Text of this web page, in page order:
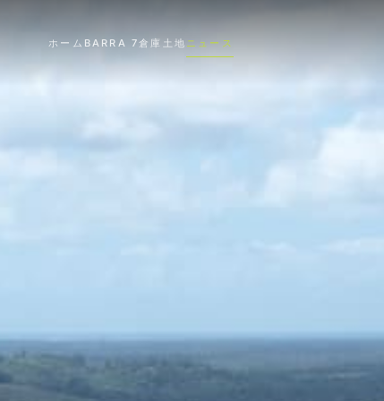
ホーム BARRA 7倉庫 土地 ニュース